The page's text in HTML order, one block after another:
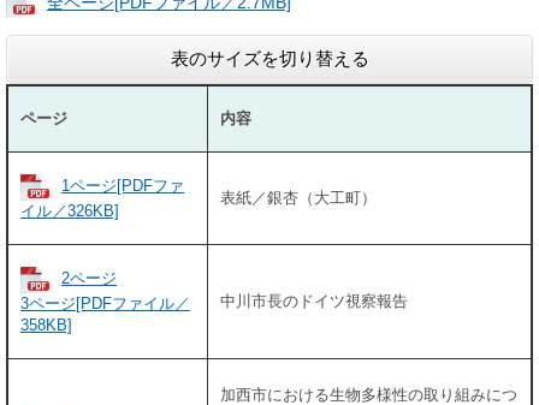
表のサイズを切り替える
ページ 内容
1ページ[PDFファ
イル／326KB]
表紙／銀杏（大工町）
2ページ
3ページ[PDFファイル／
358KB]
中川市長のドイツ視察報告
加西市における生物多様性の取り組みにつ